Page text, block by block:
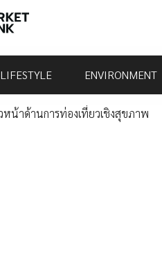
LIFESTYLE ENVIRONMENT